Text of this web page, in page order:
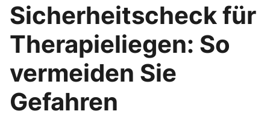
Sicherheitscheck für
Therapieliegen: So
vermeiden Sie
Gefahren